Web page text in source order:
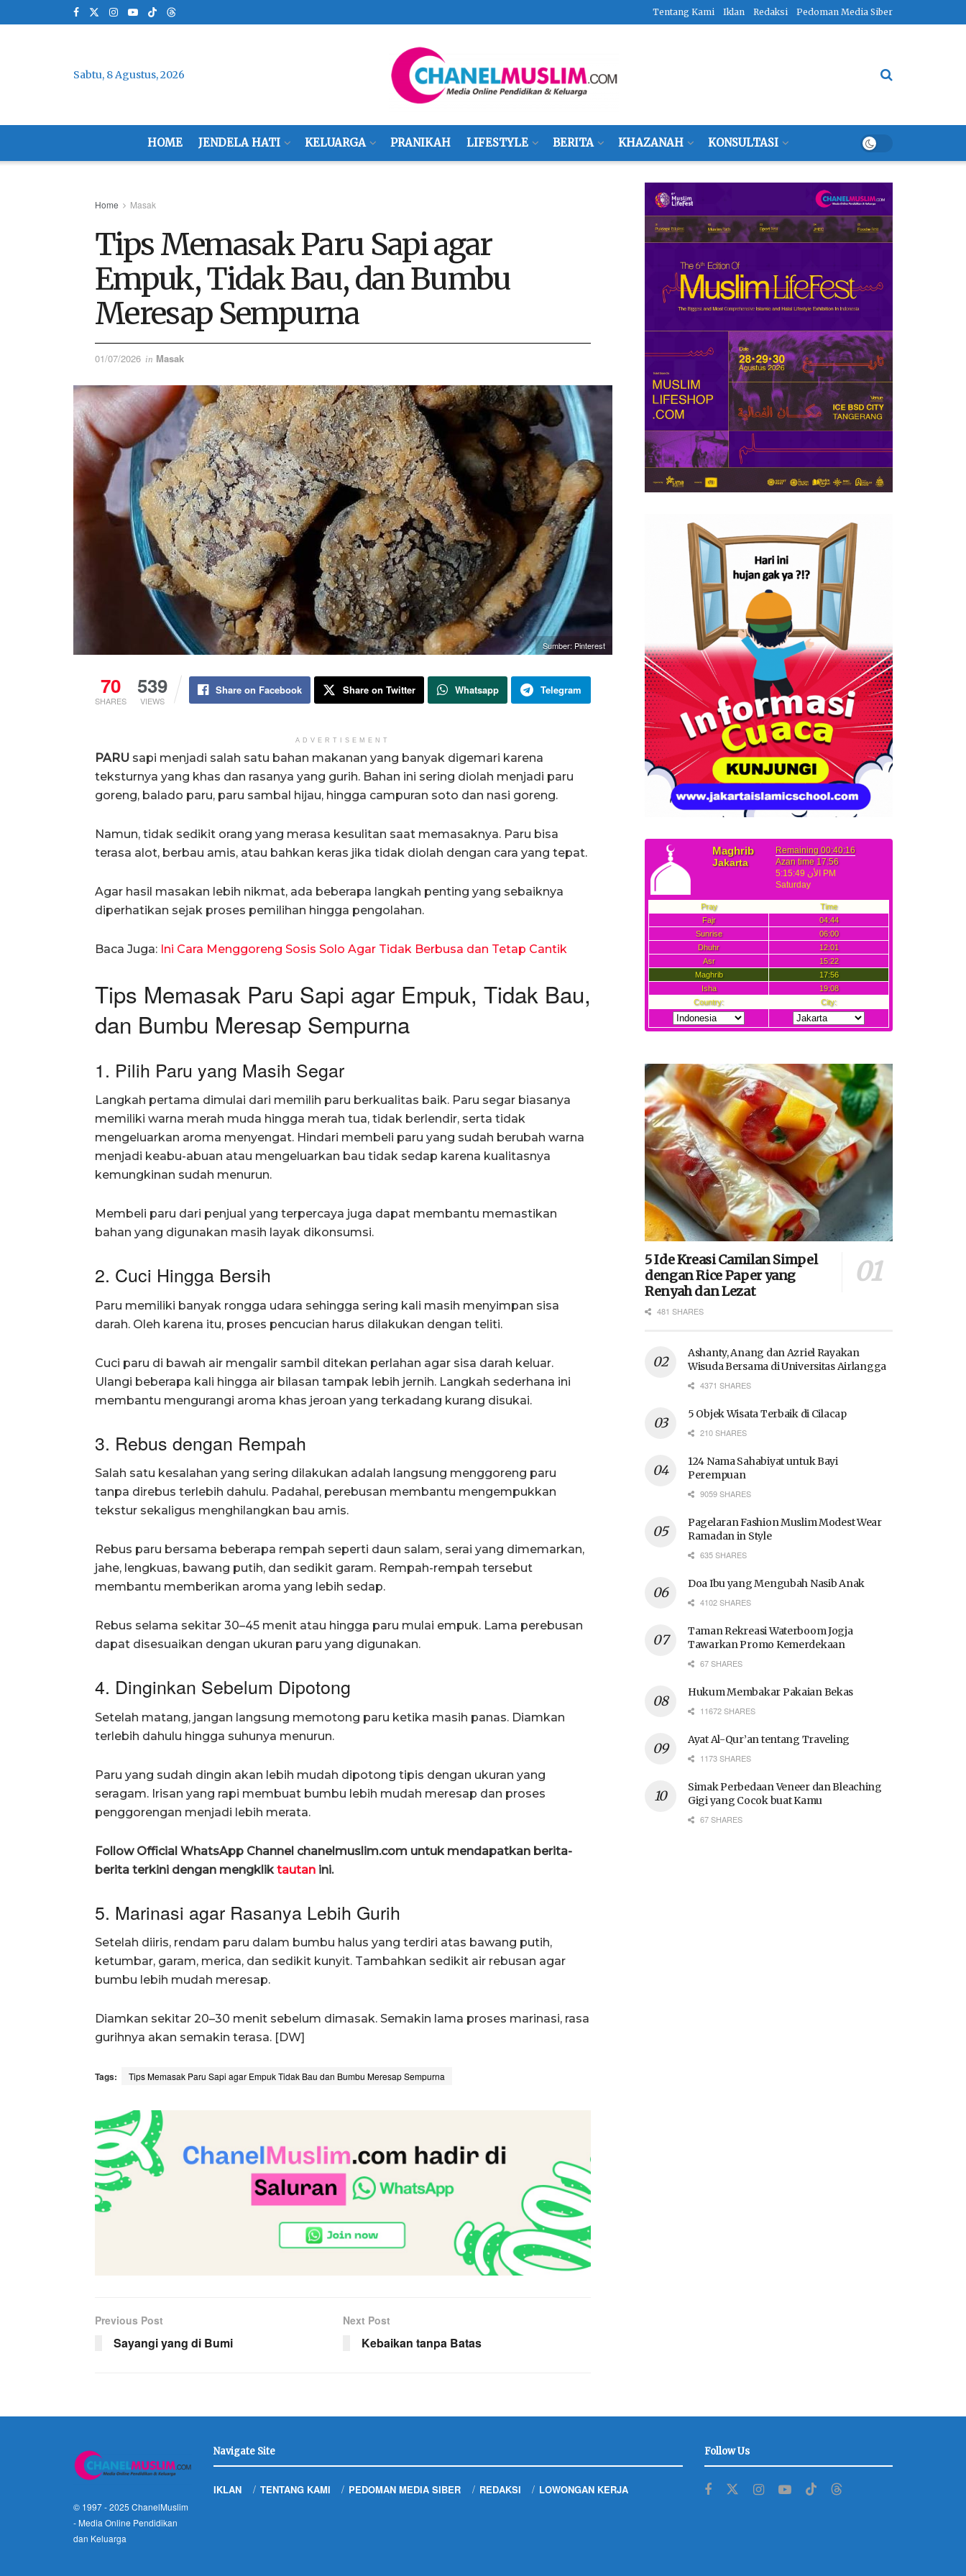
Tentang Kami Iklan Redaksi Pedoman Media Siber
Sabtu, 8 Agustus, 2026
HOME JENDELA HATI KELUARGA PRANIKAH LIFESTYLE BERITA KHAZANAH KONSULTASI
Home Masak
Tips Memasak Paru Sapi agar
Empuk, Tidak Bau, dan Bumbu
Meresap Sempurna
01/07/2026 in Masak
Sumber: Pinterest
70
SHARES
539
VIEWS
Share on Facebook Share on Twitter Whatsapp Telegram
ADVERTISEMENT
PARU sapi menjadi salah satu bahan makanan yang banyak digemari karena
teksturnya yang khas dan rasanya yang gurih. Bahan ini sering diolah menjadi paru
goreng, balado paru, paru sambal hijau, hingga campuran soto dan nasi goreng.
Namun, tidak sedikit orang yang merasa kesulitan saat memasaknya. Paru bisa
terasa alot, berbau amis, atau bahkan keras jika tidak diolah dengan cara yang tepat.
Agar hasil masakan lebih nikmat, ada beberapa langkah penting yang sebaiknya
diperhatikan sejak proses pemilihan hingga pengolahan.
Baca Juga: Ini Cara Menggoreng Sosis Solo Agar Tidak Berbusa dan Tetap Cantik
Tips Memasak Paru Sapi agar Empuk, Tidak Bau,
dan Bumbu Meresap Sempurna
1. Pilih Paru yang Masih Segar
Langkah pertama dimulai dari memilih paru berkualitas baik. Paru segar biasanya
memiliki warna merah muda hingga merah tua, tidak berlendir, serta tidak
mengeluarkan aroma menyengat. Hindari membeli paru yang sudah berubah warna
menjadi keabu-abuan atau mengeluarkan bau tidak sedap karena kualitasnya
kemungkinan sudah menurun.
Membeli paru dari penjual yang terpercaya juga dapat membantu memastikan
bahan yang digunakan masih layak dikonsumsi.
2. Cuci Hingga Bersih
Paru memiliki banyak rongga udara sehingga sering kali masih menyimpan sisa
darah. Oleh karena itu, proses pencucian harus dilakukan dengan teliti.
Cuci paru di bawah air mengalir sambil ditekan perlahan agar sisa darah keluar.
Ulangi beberapa kali hingga air bilasan tampak lebih jernih. Langkah sederhana ini
membantu mengurangi aroma khas jeroan yang terkadang kurang disukai.
3. Rebus dengan Rempah
Salah satu kesalahan yang sering dilakukan adalah langsung menggoreng paru
tanpa direbus terlebih dahulu. Padahal, perebusan membantu mengempukkan
tekstur sekaligus menghilangkan bau amis.
Rebus paru bersama beberapa rempah seperti daun salam, serai yang dimemarkan,
jahe, lengkuas, bawang putih, dan sedikit garam. Rempah-rempah tersebut
membantu memberikan aroma yang lebih sedap.
Rebus selama sekitar 30–45 menit atau hingga paru mulai empuk. Lama perebusan
dapat disesuaikan dengan ukuran paru yang digunakan.
4. Dinginkan Sebelum Dipotong
Setelah matang, jangan langsung memotong paru ketika masih panas. Diamkan
terlebih dahulu hingga suhunya menurun.
Paru yang sudah dingin akan lebih mudah dipotong tipis dengan ukuran yang
seragam. Irisan yang rapi membuat bumbu lebih mudah meresap dan proses
penggorengan menjadi lebih merata.
Follow Official WhatsApp Channel chanelmuslim.com untuk mendapatkan berita-
berita terkini dengan mengklik tautan ini.
5. Marinasi agar Rasanya Lebih Gurih
Setelah diiris, rendam paru dalam bumbu halus yang terdiri atas bawang putih,
ketumbar, garam, merica, dan sedikit kunyit. Tambahkan sedikit air rebusan agar
bumbu lebih mudah meresap.
Diamkan sekitar 20–30 menit sebelum dimasak. Semakin lama proses marinasi, rasa
gurihnya akan semakin terasa. [DW]
Tags: Tips Memasak Paru Sapi agar Empuk Tidak Bau dan Bumbu Meresap Sempurna
Previous Post
Sayangi yang di Bumi
Next Post
Kebaikan tanpa Batas
5 Ide Kreasi Camilan Simpel
dengan Rice Paper yang
Renyah dan Lezat
481 SHARES
Ashanty, Anang dan Azriel Rayakan
Wisuda Bersama di Universitas Airlangga
4371 SHARES
5 Objek Wisata Terbaik di Cilacap
210 SHARES
124 Nama Sahabiyat untuk Bayi
Perempuan
9059 SHARES
Pagelaran Fashion Muslim Modest Wear
Ramadan in Style
635 SHARES
Doa Ibu yang Mengubah Nasib Anak
4102 SHARES
Taman Rekreasi Waterboom Jogja
Tawarkan Promo Kemerdekaan
67 SHARES
Hukum Membakar Pakaian Bekas
11672 SHARES
Ayat Al-Qur’an tentang Traveling
1173 SHARES
Simak Perbedaan Veneer dan Bleaching
Gigi yang Cocok buat Kamu
67 SHARES
© 1997 - 2025 ChanelMuslim
- Media Online Pendidikan
dan Keluarga
Navigate Site
IKLAN TENTANG KAMI PEDOMAN MEDIA SIBER REDAKSI LOWONGAN KERJA
Follow Us